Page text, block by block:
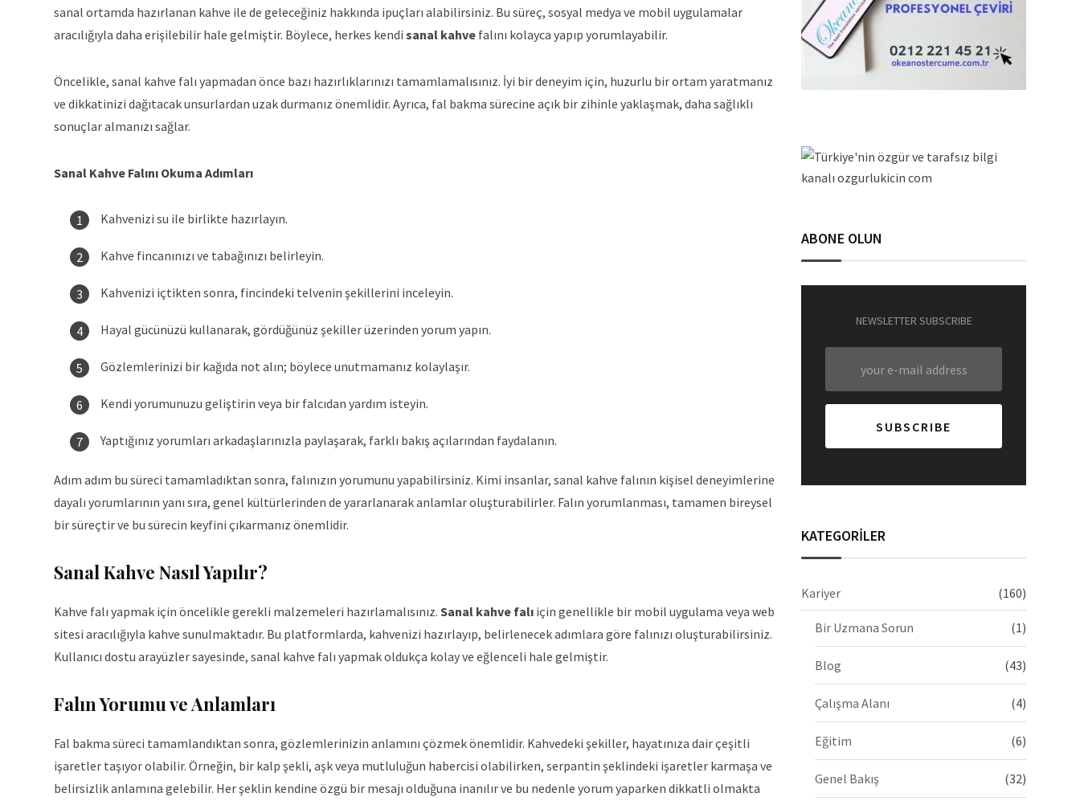
sanal ortamda hazırlanan kahve ile de geleceğiniz hakkında ipuçları alabilirsiniz. Bu süreç, sosyal medya ve mobil uygulamalar
aracılığıyla daha erişilebilir hale gelmiştir. Böylece, herkes kendi sanal kahve falını kolayca yapıp yorumlayabilir.
Öncelikle, sanal kahve falı yapmadan önce bazı hazırlıklarınızı tamamlamalısınız. İyi bir deneyim için, huzurlu bir ortam yaratmanız
ve dikkatinizi dağıtacak unsurlardan uzak durmanız önemlidir. Ayrıca, fal bakma sürecine açık bir zihinle yaklaşmak, daha sağlıklı
sonuçlar almanızı sağlar.
Sanal Kahve Falını Okuma Adımları
Kahvenizi su ile birlikte hazırlayın.
Kahve fincanınızı ve tabağınızı belirleyin.
Kahvenizi içtikten sonra, fincindeki telvenin şekillerini inceleyin.
Hayal gücünüzü kullanarak, gördüğünüz şekiller üzerinden yorum yapın.
Gözlemlerinizi bir kağıda not alın; böylece unutmamanız kolaylaşır.
Kendi yorumunuzu geliştirin veya bir falcıdan yardım isteyin.
Yaptığınız yorumları arkadaşlarınızla paylaşarak, farklı bakış açılarından faydalanın.
Adım adım bu süreci tamamladıktan sonra, falınızın yorumunu yapabilirsiniz. Kimi insanlar, sanal kahve falının kişisel deneyimlerine
dayalı yorumlarının yanı sıra, genel kültürlerinden de yararlanarak anlamlar oluşturabilirler. Falın yorumlanması, tamamen bireysel
bir süreçtir ve bu sürecin keyfini çıkarmanız önemlidir.
Sanal Kahve Nasıl Yapılır?
Kahve falı yapmak için öncelikle gerekli malzemeleri hazırlamalısınız. Sanal kahve falı için genellikle bir mobil uygulama veya web
sitesi aracılığıyla kahve sunulmaktadır. Bu platformlarda, kahvenizi hazırlayıp, belirlenecek adımlara göre falınızı oluşturabilirsiniz.
Kullanıcı dostu arayüzler sayesinde, sanal kahve falı yapmak oldukça kolay ve eğlenceli hale gelmiştir.
Falın Yorumu ve Anlamları
Fal bakma süreci tamamlandıktan sonra, gözlemlerinizin anlamını çözmek önemlidir. Kahvedeki şekiller, hayatınıza dair çeşitli
işaretler taşıyor olabilir. Örneğin, bir kalp şekli, aşk veya mutluluğun habercisi olabilirken, serpantin şeklindeki işaretler karmaşa ve
belirsizlik anlamına gelebilir. Her şeklin kendine özgü bir mesajı olduğuna inanılır ve bu nedenle yorum yaparken dikkatli olmakta
ABONE OLUN
NEWSLETTER SUBSCRIBE
KATEGORİLER
Kariyer (160)
Bir Uzmana Sorun (1)
Blog (43)
Çalışma Alanı (4)
Eğitim (6)
Genel Bakış (32)